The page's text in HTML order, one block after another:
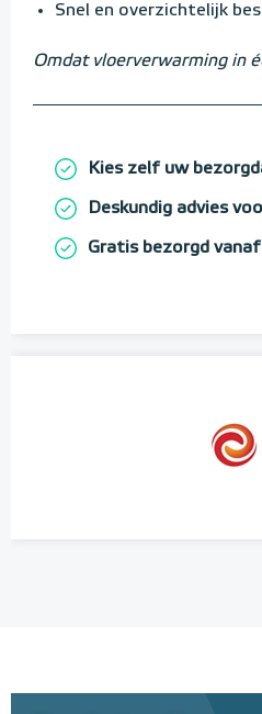
Snel en overzichtelijk
Omdat vloerverwarming in
Kies zelf uw
Deskundig advies
Gratis bezorgd